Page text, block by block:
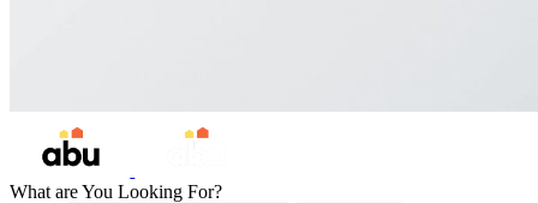
What are You Looking For?